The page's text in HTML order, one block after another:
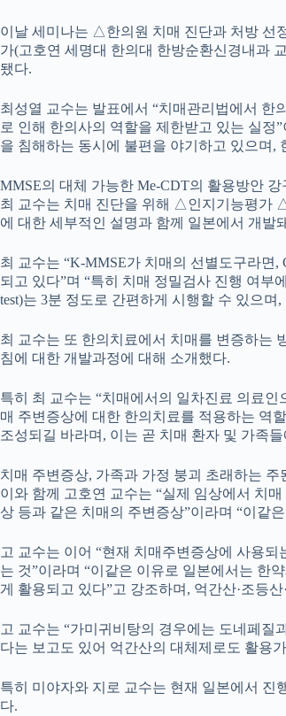
이날 세미나는 △한의원 치매 진단과 처방 선
가(고호연 세명대 한의대 한방순환신경내과
됐다.
최성열 교수는 발표에서 “치매관리법에서 한
로 인해 한의사의 역할을 제한받고 있는 실
을 침해하는 동시에 불편을 야기하고 있으며,
MMSE의 대체 가능한 Me-CDT의 활용방안 강
최 교수는 치매 진단을 위해 △인지기능평가
에 대한 세부적인 설명과 함께 일본에서 개발
최 교수는 “K-MMSE가 치매의 선별도구라면
되고 있다”며 “특히 치매 정밀검사 진행 여부
test)는 3분 정도로 간편하게 시행할 수 있으
최 교수는 또 한의치료에서 치매를 변증하는
침에 대한 개발과정에 대해 소개했다.
특히 최 교수는 “치매에서의 일차진료 의료
매 주변증상에 대한 한의치료를 적용하는 역
조성되길 바라며, 이는 곧 치매 환자 및 가족
치매 주변증상, 가족과 가정 붕괴 초래하는 주
이와 함께 고호연 교수는 “실제 임상에서 치
상 등과 같은 치매의 주변증상”이라며 “이같
고 교수는 이어 “현재 치매주변증상에 사용
는 것”이라며 “이같은 이유로 일본에서는 한
게 활용되고 있다”고 강조하며, 억간산·조등
고 교수는 “가미귀비탕의 경우에는 도네페질
다는 보고도 있어 억간산의 대체제로도 활용
특히 미야자와 지로 교수는 현재 일본에서 진
다.